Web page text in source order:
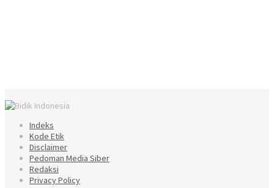
Indeks
Kode Etik
Disclaimer
Pedoman Media Siber
Redaksi
Privacy Policy